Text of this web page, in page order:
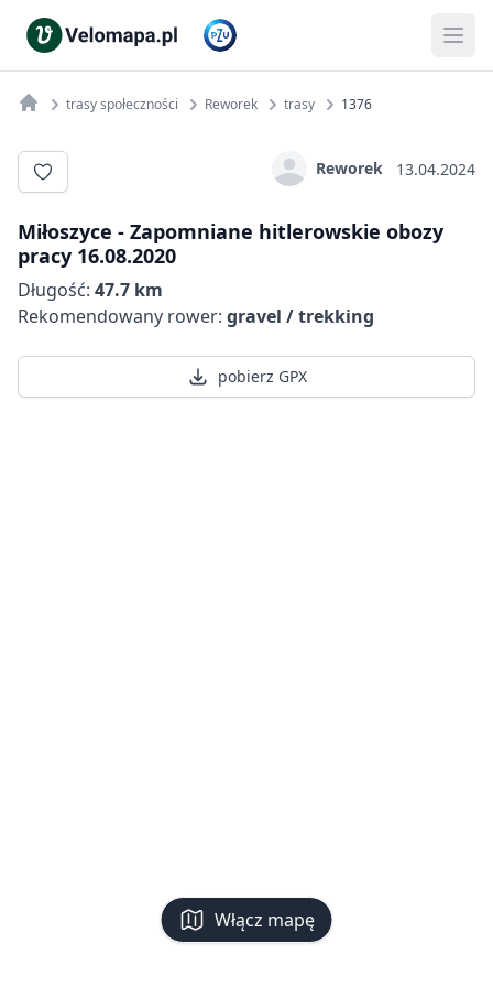
Włącz mapę
trasy społeczności Reworek trasy 1376
Reworek 13.04.2024
Miłoszyce - Zapomniane hitlerowskie obozy
pracy 16.08.2020
Długość: 47.7 km
Rekomendowany rower: gravel / trekking
pobierz GPX